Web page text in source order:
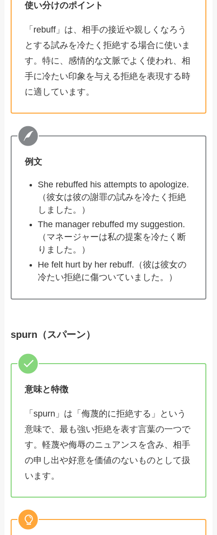
使い分けのポイント
「rebuff」は、相手の接近や親しくなろう
とする試みを冷たく拒絶する場合に使いま
す。特に、感情的な文脈でよく使われ、相
手に冷たい印象を与える拒絶を表現する時
に適しています。
例文
She rebuffed his attempts to apologize.
（彼女は彼の謝罪の試みを冷たく拒絶
しました。）
The manager rebuffed my suggestion.
（マネージャーは私の提案を冷たく断
りました。）
He felt hurt by her rebuff.（彼は彼女の
冷たい拒絶に傷ついていました。）
spurn（スパーン）
意味と特徴
「spurn」は「侮蔑的に拒絶する」という
意味で、最も強い拒絶を表す言葉の一つで
す。軽蔑や侮辱のニュアンスを含み、相手
の申し出や好意を価値のないものとして扱
います。